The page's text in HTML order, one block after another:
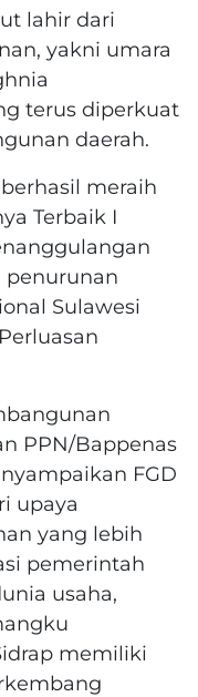
lahir dari
yakni umara
terus diperkuat
daerah.
meraih
Terbaik I
penurunan
Sulawesi
PPN/Bappenas
FGD
upaya
yang lebih
pemerintah
usaha,
memiliki